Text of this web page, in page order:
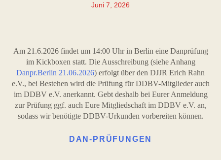
Juni 7, 2026
Am 21.6.2026 findet um 14:00 Uhr in Berlin eine Danprüfung
im Kickboxen statt. Die Ausschreibung (siehe Anhang
Danpr.Berlin 21.06.2026) erfolgt über den DJJR Erich Rahn
e.V., bei Bestehen wird die Prüfung für DDBV-Mitglieder auch
im DDBV e.V. anerkannt. Gebt deshalb bei Eurer Anmeldung
zur Prüfung ggf. auch Eure Mitgliedschaft im DDBV e.V. an,
sodass wir benötigte DDBV-Urkunden vorbereiten können.
DAN-PRÜFUNGEN